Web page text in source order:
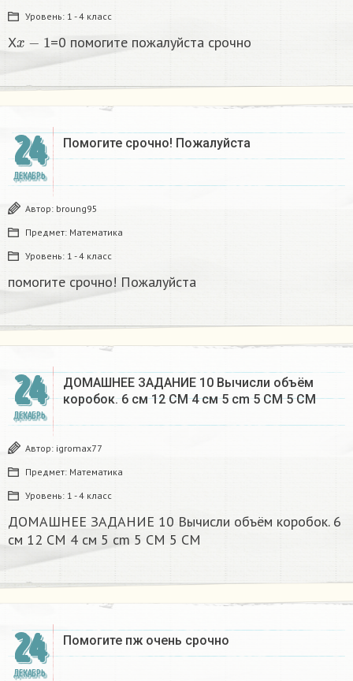
Уровень: 1 - 4 класс
X =0 помогите пожалуйста срочно
24
ДЕКАБРЬ
Помогите срочно! Пожалуйста
Автор: broung95
Предмет: Математика
Уровень: 1 - 4 класс
помогите срочно! Пожалуйста
24
ДЕКАБРЬ
ДОМАШНЕЕ ЗАДАНИЕ 10 Вычисли объём
коробок. 6 см 12 CM 4 см 5 cm 5 CM 5 CM​
Автор: igromax77
Предмет: Математика
Уровень: 1 - 4 класс
ДОМАШНЕЕ ЗАДАНИЕ 10 Вычисли объём коробок. 6
см 12 CM 4 см 5 cm 5 CM 5 CM​
24
ДЕКАБРЬ
Помогите пж очень срочно​